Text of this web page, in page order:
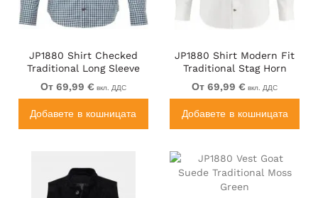
JP1880 Shirt Checked
Traditional Long Sleeve
Jade
От 69,99 € вкл. ДДС
Добавете в кошницата
JP1880 Shirt Modern Fit
Traditional Stag Horn
White
От 69,99 € вкл. ДДС
Добавете в кошницата